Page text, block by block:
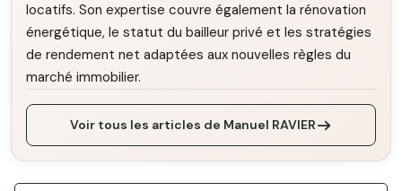
locatifs. Son expertise couvre également la rénovation
énergétique, le statut du bailleur privé et les stratégies
de rendement net adaptées aux nouvelles règles du
marché immobilier.
Voir tous les articles de Manuel RAVIER